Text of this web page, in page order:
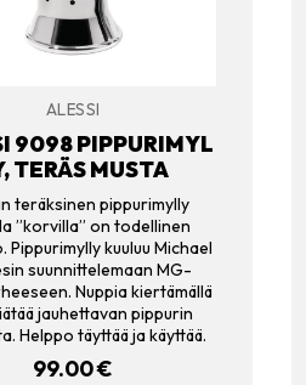
ALESSI
9098 PIPPURIMYL
TERÄS MUSTA
teräksinen pippurimylly
”korvilla” on todellinen
Pippurimylly kuuluu Michael
suunnittelemaan MG-
Nuppia kiertämällä
jauhettavan pippurin
Helppo täyttää ja käyttää.
99.00€